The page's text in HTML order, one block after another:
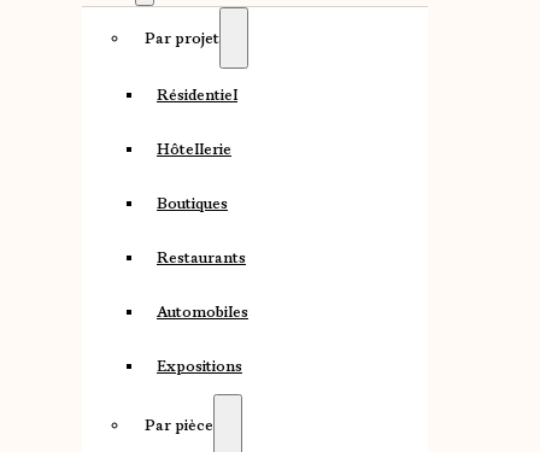
Par projet
Résidentiel
Hôtellerie
Boutiques
Restaurants
Automobiles
Expositions
Par pièce